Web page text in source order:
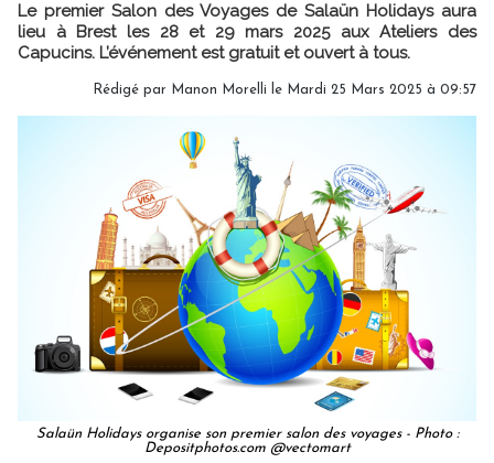
Le premier Salon des Voyages de Salaün Holidays aura
lieu à Brest les 28 et 29 mars 2025 aux Ateliers des
Capucins. L’événement est gratuit et ouvert à tous.
Rédigé par Manon Morelli le Mardi 25 Mars 2025 à 09:57
Salaün Holidays organise son premier salon des voyages - Photo :
Depositphotos.com @vectomart